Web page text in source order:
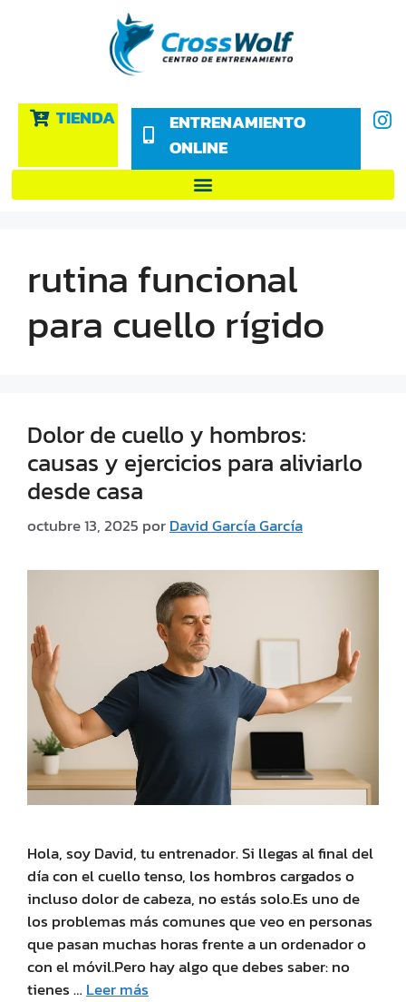
TIENDA
ENTRENAMIENTO
ONLINE
rutina funcional
para cuello rígido
Dolor de cuello y hombros:
causas y ejercicios para aliviarlo
desde casa
octubre 13, 2025 porDavid García García
Hola, soy David, tu entrenador. Si llegas al final del
día con el cuello tenso, los hombros cargados o
incluso dolor de cabeza, no estás solo.Es uno de
los problemas más comunes que veo en personas
que pasan muchas horas frente a un ordenador o
con el móvil.Pero hay algo que debes saber: no
tienes … Leer más